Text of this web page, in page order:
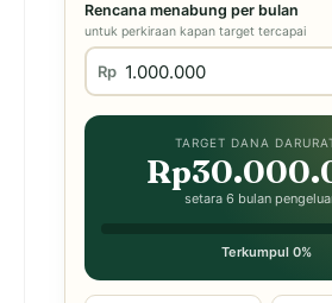
Rencana menabung per bulan
untuk perkiraan kapan target tercapai
Rp
TARGET DANA
setara 6 bulan
Terkumpul 0%